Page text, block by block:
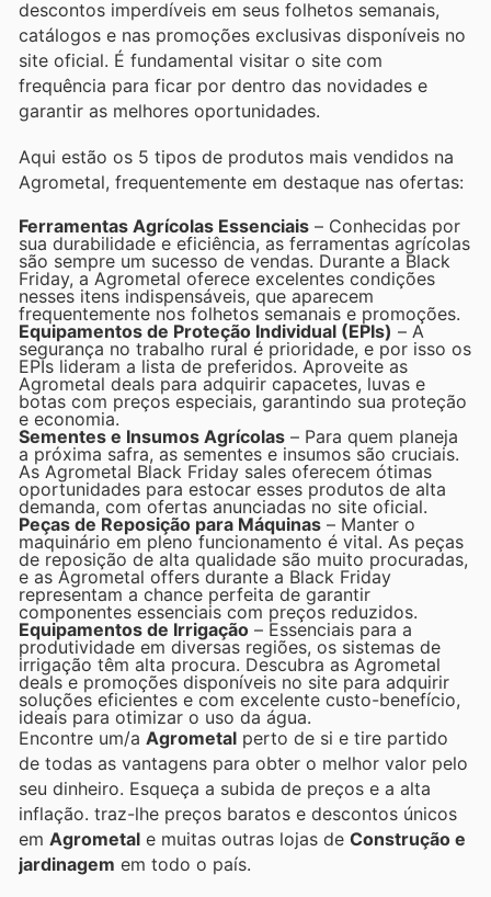
descontos imperdíveis em seus folhetos semanais,
catálogos e nas promoções exclusivas disponíveis no
site oficial. É fundamental visitar o site com
frequência para ficar por dentro das novidades e
garantir as melhores oportunidades.
Aqui estão os 5 tipos de produtos mais vendidos na
Agrometal, frequentemente em destaque nas ofertas:
Ferramentas Agrícolas Essenciais – Conhecidas por
sua durabilidade e eficiência, as ferramentas agrícolas
são sempre um sucesso de vendas. Durante a Black
Friday, a Agrometal oferece excelentes condições
nesses itens indispensáveis, que aparecem
frequentemente nos folhetos semanais e promoções.
Equipamentos de Proteção Individual (EPIs) – A
segurança no trabalho rural é prioridade, e por isso os
EPIs lideram a lista de preferidos. Aproveite as
Agrometal deals para adquirir capacetes, luvas e
botas com preços especiais, garantindo sua proteção
e economia.
Sementes e Insumos Agrícolas – Para quem planeja
a próxima safra, as sementes e insumos são cruciais.
As Agrometal Black Friday sales oferecem ótimas
oportunidades para estocar esses produtos de alta
demanda, com ofertas anunciadas no site oficial.
Peças de Reposição para Máquinas – Manter o
maquinário em pleno funcionamento é vital. As peças
de reposição de alta qualidade são muito procuradas,
e as Agrometal offers durante a Black Friday
representam a chance perfeita de garantir
componentes essenciais com preços reduzidos.
Equipamentos de Irrigação – Essenciais para a
produtividade em diversas regiões, os sistemas de
irrigação têm alta procura. Descubra as Agrometal
deals e promoções disponíveis no site para adquirir
soluções eficientes e com excelente custo-benefício,
ideais para otimizar o uso da água.
Encontre um/a Agrometal perto de si e tire partido
de todas as vantagens para obter o melhor valor pelo
seu dinheiro. Esqueça a subida de preços e a alta
inflação. traz-lhe preços baratos e descontos únicos
em Agrometal e muitas outras lojas de Construção e
jardinagem em todo o país.